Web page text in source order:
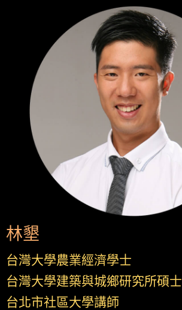
林墾
台灣大學農業經濟學士
台灣大學建築與城鄉研究所碩士
台北市社區大學講師